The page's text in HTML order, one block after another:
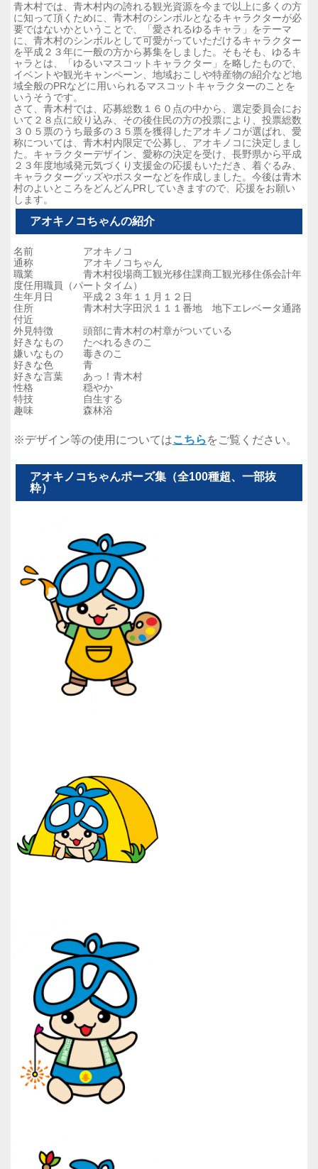
青木村では、青木村内の誇れる観光資源を今まで以上に多くの方
に知って頂くために、青木村のシンボルとなるキャラクターが必
要ではないかということで、「愛されるゆるキャラ」をテーマ
に、青木村のシンボルとして可愛がっていただけるキャラクター
を平成２３年に一般の方から募集をしました。そもそも、ゆるキ
ャラとは、「ゆるいマスコットキャラクター」を略したもので、
イベントや観光キャンペーン、地域おこしや特産物の紹介など地
域全般のPRなどに用いられるマスコットキャラクターのことを
いうそうです。
さて、青木村では、応募総数１６０点の中から、選定委員会にお
いて２８点に絞り込み、その後住民の方の投票により、投票総数
３０５票のうち最多の３５票を獲得したアオキノコが選ばれ、愛
称については、青木村内限定で公募し、アオキノコに決定しまし
た。キャラクターデザイン、愛称の決定を受け、長野県から平成
２３年度地域発元気づくり支援金の応援もいただき、着ぐるみ、
キャラクターグッズやポスターなどを作成しました。今後は青木
村のよいところをどんどんPRしていきますので、応援をお願い
します。
アオキノコちゃんの紹介
名前 アオキノコ
通称 アオキノコちゃん
職業 青木村役場商工観光移住課商工観光移住係会計年
度任用職員（パートタイム）
生年月日 平成２３年１１月１２日
住所 青木村大字田沢１１１番地 地下エレベータ通路
付近
外見特徴 頭部に青木村の村章がついている
好きなもの たべれるきのこ
嫌いなもの 毒きのこ
好きな色 青
好きな言葉 あっ！青木村
性格 穏やか
特技 自生する
趣味 森林浴
※デザイン等の使用についてはこちら をご覧ください。
アオキノコちゃんポーズ集（全100種超、一部抜
粋）